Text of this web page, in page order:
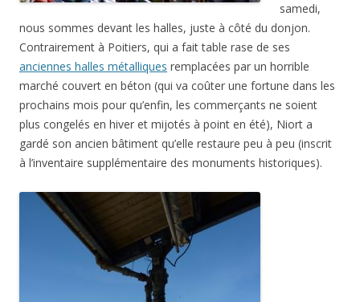
samedi,
nous sommes devant les halles, juste à côté du donjon.
Contrairement à Poitiers, qui a fait table rase de ses
anciennes halles métalliques remplacées par un horrible
marché couvert en béton (qui va coûter une fortune dans les
prochains mois pour qu’enfin, les commerçants ne soient
plus congelés en hiver et mijotés à point en été), Niort a
gardé son ancien bâtiment qu’elle restaure peu à peu (inscrit
à l’inventaire supplémentaire des monuments historiques).